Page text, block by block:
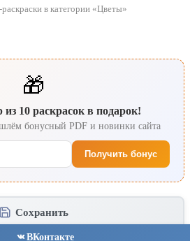
в категории «Цветы»
🎁
из 10 раскрасок в подарок!
бонусный PDF и новинки сайта
Получить бонус
Сохранить
ВКонтакте